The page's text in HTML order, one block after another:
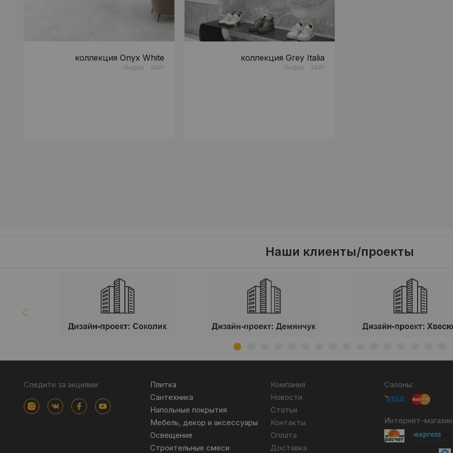
коллекция Onyx White
Индия SMP
коллекция Grey Italia
Индия SMP
Наши клиенты/проекты
Следите за акциями
Плитка
Сантехника
Напольные покрытия
Мебель, декор и аксессуары
Освещение
Строительные смеси
Компания
Новости
Статьи
Контакты
Оплата
Доставка
Салоны:
Интернет-